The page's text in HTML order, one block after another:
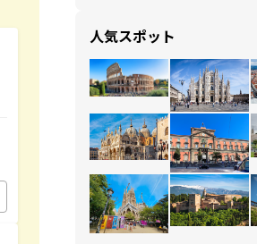
人気スポット